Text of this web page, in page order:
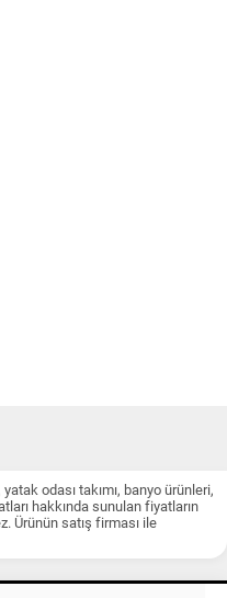
odası takımı, banyo ürünleri,
hakkında sunulan fiyatların
Ürünün satış firması ile